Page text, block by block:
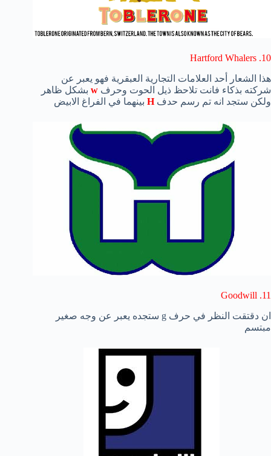
10. Hartford Whalers
هذا الشعار أحد العلامات التجارية العبقرية فهو يعبر عن
شركته بذكاء فانت تلاحظ ذيل الحوت وحرف w بشكل ظاهر
ولكن ستجد انه تم رسم حدفH بينهما في الفراغ الابيض
11. Goodwill
ان دقتقت النظر في حرف g ستجده يعبر عن وجه صغير
مبتسم